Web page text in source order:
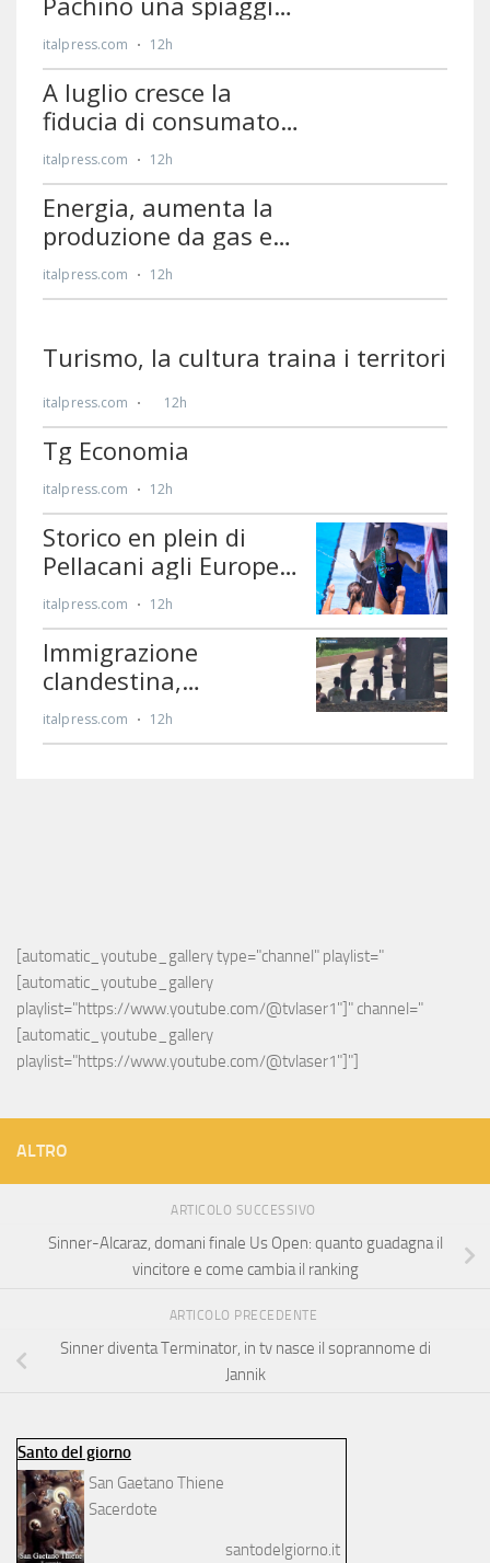
[automatic_youtube_gallery type="channel" playlist="
[automatic_youtube_gallery
playlist="https://www.youtube.com/@tvlaser1"]" channel="
[automatic_youtube_gallery
playlist="https://www.youtube.com/@tvlaser1"]"]
ALTRO
ARTICOLO SUCCESSIVO
Sinner-Alcaraz, domani finale Us Open: quanto guadagna il
vincitore e come cambia il ranking
ARTICOLO PRECEDENTE
Sinner diventa Terminator, in tv nasce il soprannome di
Jannik
Santo del giorno
San Gaetano Thiene
Sacerdote
santodelgiorno.it